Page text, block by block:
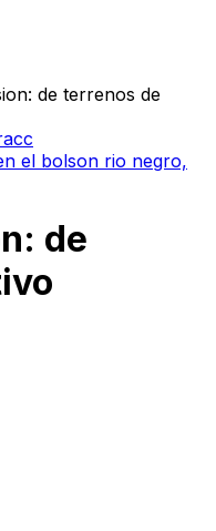
de terrenos de
el bolson rio negro,
de